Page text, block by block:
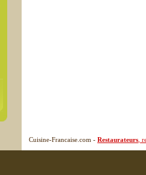
Cuisine-Francaise.com - Restaurateurs ,